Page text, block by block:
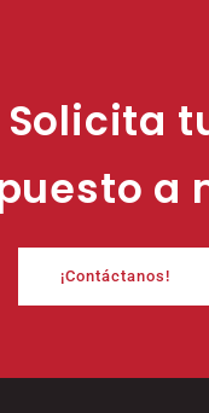
Solicita
a
¡Contáctanos!